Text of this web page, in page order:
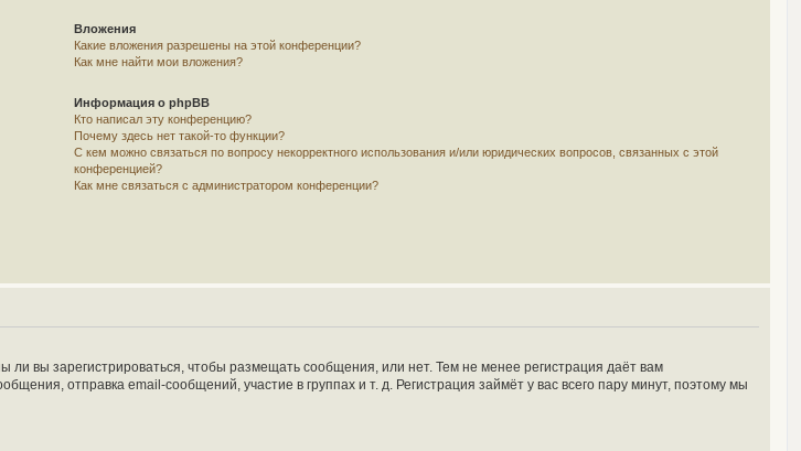
Вложения
Какие вложения разрешены на этой конференции?
Как мне найти мои вложения?
Информация о phpBB
Кто написал эту конференцию?
Почему здесь нет такой-то функции?
С кем можно связаться по вопросу некорректного использования и/или юридических вопросов, связанных с этой
конференцией?
Как мне связаться с администратором конференции?
вы зарегистрироваться, чтобы размещать сообщения, или нет. Тем не менее регистрация даёт вам
отправка email-сообщений, участие в группах и т. д. Регистрация займёт у вас всего пару минут, поэтому мы